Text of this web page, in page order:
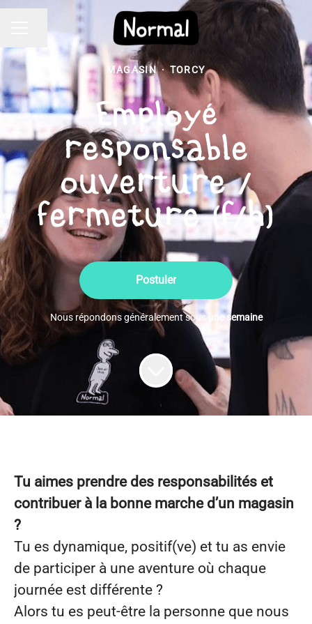
Menu carrière
Partager la page
MAGASIN · TORCY
Employé
responsable
ouverture /
fermeture (f/h)
Postuler
Nous répondons généralement sous une semaine
Tu aimes prendre des responsabilités et
contribuer à la bonne marche d’un magasin
?
Tu es dynamique, positif(ve) et tu as envie
de participer à une aventure où chaque
journée est différente ?
Alors tu es peut-être la personne que nous